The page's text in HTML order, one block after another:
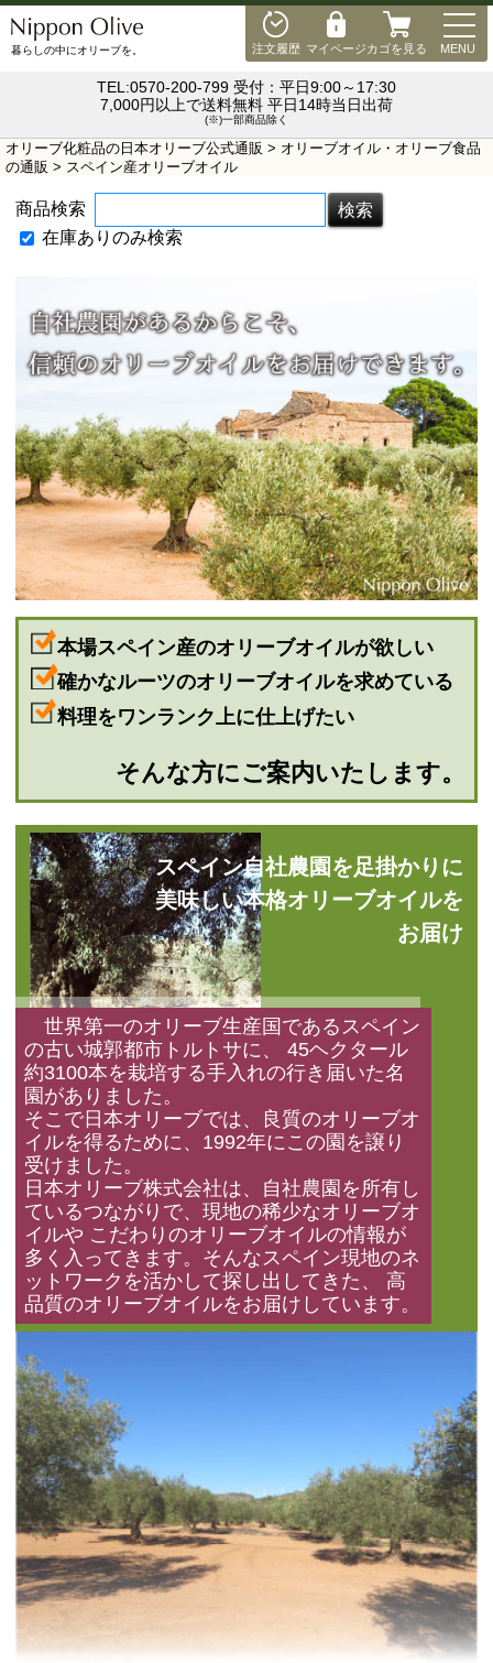
注文履歴 マイページカゴを見る MENU
暮らしの中にオリーブを。
TEL:0570-200-799 受付：平日9:00～17:30
7,000円以上で送料無料 平日14時当日出荷
(※)一部商品除く
オリーブ化粧品の日本オリーブ公式通販 > オリーブオイル・オリーブ食品
の通販 > スペイン産オリーブオイル
商品検索
在庫ありのみ検索
本場スペイン産のオリーブオイルが欲しい
確かなルーツのオリーブオイルを求めている
料理をワンランク上に仕上げたい
そんな方にご案内いたします。
スペイン自社農園を足掛かりに
美味しい本格オリーブオイルを
お届け
世界第一のオリーブ生産国であるスペイン
の古い城郭都市トルトサに、 45ヘクタール
約3100本を栽培する手入れの行き届いた名
園がありました。
そこで日本オリーブでは、良質のオリーブオ
イルを得るために、1992年にこの園を譲り
受けました。
日本オリーブ株式会社は、自社農園を所有し
ているつながりで、現地の稀少なオリーブオ
イルや こだわりのオリーブオイルの情報が
多く入ってきます。そんなスペイン現地のネ
ットワークを活かして探し出してきた、 高
品質のオリーブオイルをお届けしています。